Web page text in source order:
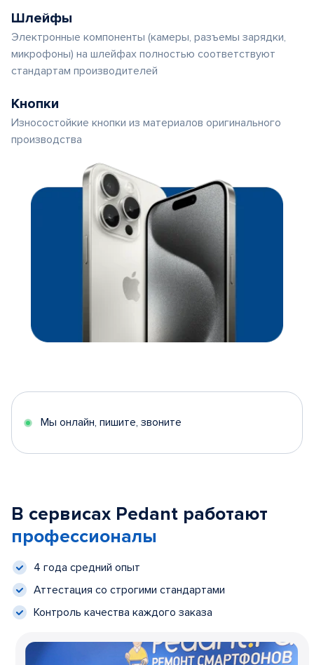
Шлейфы
Электронные компоненты (камеры, разъемы зарядки,
микрофоны) на шлейфах полностью соответствуют
стандартам производителей
Кнопки
Износостойкие кнопки из материалов оригинального
производства
Мы онлайн, пишите, звоните
В сервисах Pedant работают
профессионалы
4 года средний опыт
Аттестация со строгими стандартами
Контроль качества каждого заказа